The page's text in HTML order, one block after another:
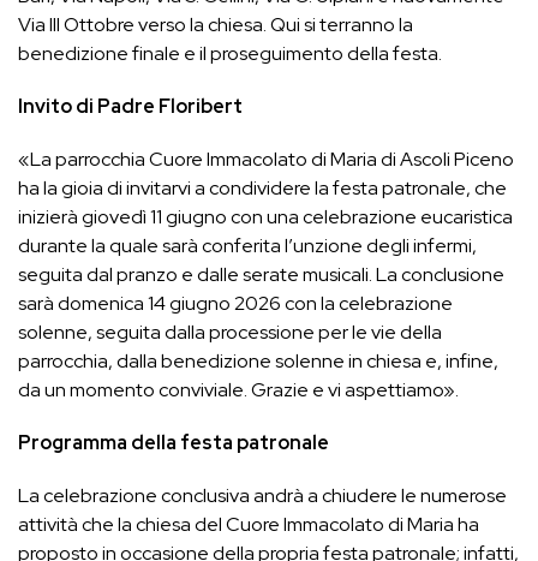
Via III Ottobre verso la chiesa. Qui si terranno la
benedizione finale e il proseguimento della festa.
Invito di Padre Floribert
«La parrocchia Cuore Immacolato di Maria di Ascoli Piceno
ha la gioia di invitarvi a condividere la festa patronale, che
inizierà giovedì 11 giugno con una celebrazione eucaristica
durante la quale sarà conferita l’unzione degli infermi,
seguita dal pranzo e dalle serate musicali. La conclusione
sarà domenica 14 giugno 2026 con la celebrazione
solenne, seguita dalla processione per le vie della
parrocchia, dalla benedizione solenne in chiesa e, infine,
da un momento conviviale. Grazie e vi aspettiamo».
Programma della festa patronale
La celebrazione conclusiva andrà a chiudere le numerose
attività che la chiesa del Cuore Immacolato di Maria ha
proposto in occasione della propria festa patronale; infatti,